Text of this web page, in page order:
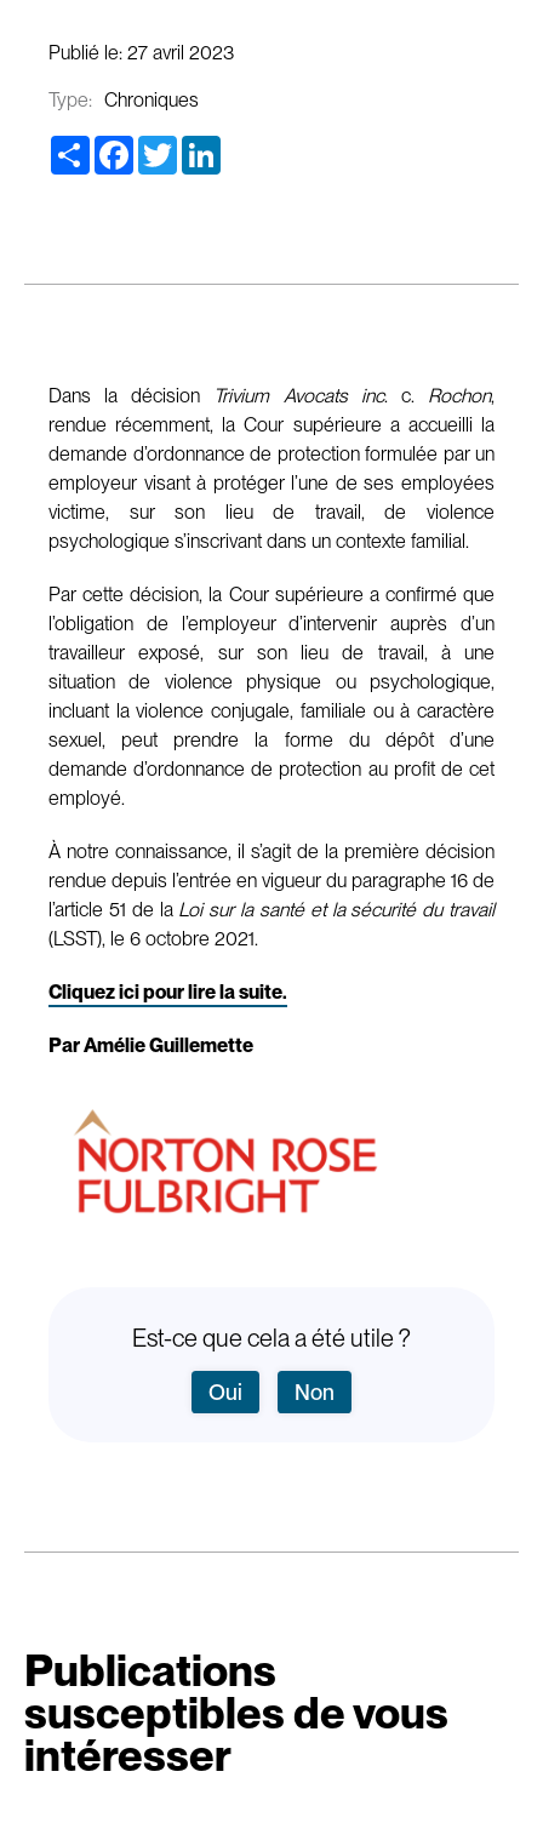
Publié le: 27 avril 2023
Type: Chroniques
Share Facebook
Twitter
Dans la décision Trivium Avocats inc. c. Rochon,
rendue récemment, la Cour supérieure a accueilli la
demande d’ordonnance de protection formulée par un
employeur visant à protéger l’une de ses employées
victime, sur son lieu de travail, de violence
psychologique s’inscrivant dans un contexte familial.
Par cette décision, la Cour supérieure a confirmé que
l’obligation de l’employeur d’intervenir auprès d’un
travailleur exposé, sur son lieu de travail, à une
situation de violence physique ou psychologique,
incluant la violence conjugale, familiale ou à caractère
sexuel, peut prendre la forme du dépôt d’une
demande d’ordonnance de protection au profit de cet
employé.
À notre connaissance, il s’agit de la première décision
rendue depuis l’entrée en vigueur du paragraphe 16 de
l’article 51 de la Loi sur la santé et la sécurité du travail
(LSST), le 6 octobre 2021.
Cliquez ici pour lire la suite.
Par Amélie Guillemette
Est-ce que cela a été utile ?
Oui Non
Publications
susceptibles de vous
intéresser